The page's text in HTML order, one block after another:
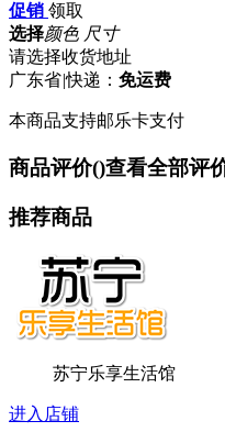
促销 领取
选择颜色 尺寸
请选择收货地址
广东省|快递： 免运费
本商品支持邮乐卡支付
商品评价()查看全部评
推荐商品
苏宁乐享生活馆
进入店铺